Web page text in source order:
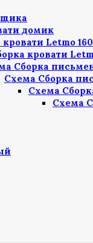
домик
Letmo
кровати
Сборка
Схема Сборка
Схема
Схема